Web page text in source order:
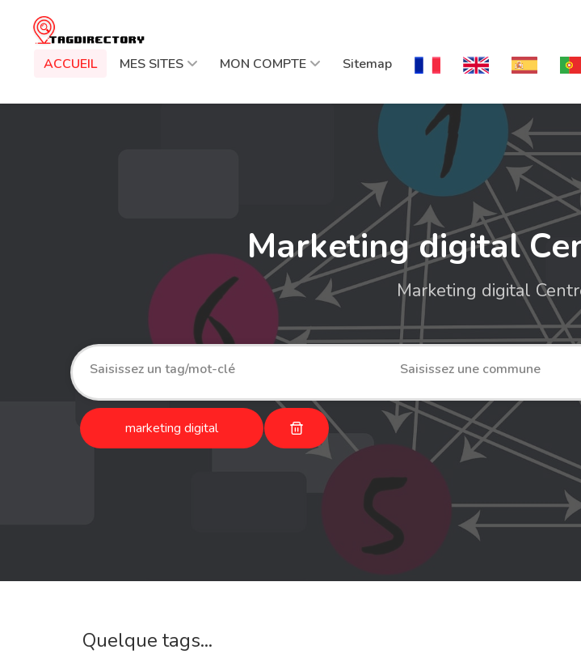
ACCUEIL MES SITES MON COMPTE Sitemap
Marketing digital
Marketing digital
marketing digital
Quelque tags...